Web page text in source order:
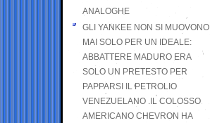
ANALOGHE
GLI YANKEE NON SI MUOVONO
MAI SOLO PER UN IDEALE:
ABBATTERE MADURO ERA
SOLO UN PRETESTO PER
PAPPARSI IL PETROLIO
VENEZUELANO .IL COLOSSO
AMERICANO CHEVRON HA